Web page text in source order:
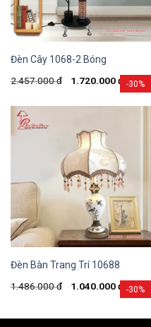
-30%
Đèn Cây 1068-2 Bóng
2.457.000đ 1.720.000đ
-30%
Đèn Bàn Trang Trí 10688
1.486.000đ 1.040.000đ